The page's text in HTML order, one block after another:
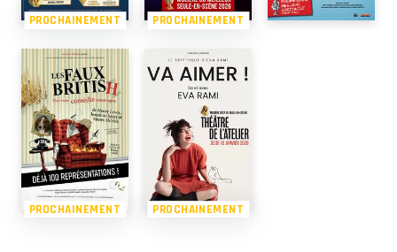
PROCHAINEMENT PROCHAINEMENT
PROCHAINEMENT PROCHAINEMENT